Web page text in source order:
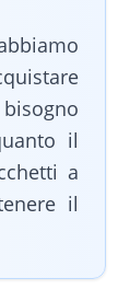
il
a
il